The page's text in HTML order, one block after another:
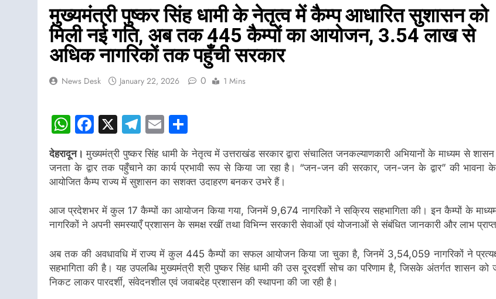
मुख्यमंत्री पुष्कर सिंह धामी के नेतृत्व में कैम्प आधारित सुशासन को
मिली नई गति, अब तक 445 कैम्पों का आयोजन, 3.54 लाख से
अधिक नागरिकों तक पहुँची सरकार
News Desk January 22, 2026 0 1 Mins
WhatsApp
Facebook
X Telegram
Email
देहरादून। मुख्यमंत्री पुष्कर सिंह धामी के नेतृत्व में उत्तराखंड सरकार द्वारा संचालित जनकल्याणकारी अभियानों के माध्यम से
जनता के द्वार तक पहुँचाने का कार्य प्रभावी रूप से किया जा रहा है। “जन-जन की सरकार, जन-जन के द्वार” की भावना
आयोजित कैम्प राज्य में सुशासन का सशक्त उदाहरण बनकर उभरे हैं।
आज प्रदेशभर में कुल 17 कैम्पों का आयोजन किया गया, जिनमें 9,674 नागरिकों ने सक्रिय सहभागिता की। इन कैम्पों के
नागरिकों ने अपनी समस्याएँ प्रशासन के समक्ष रखीं तथा विभिन्न सरकारी सेवाओं एवं योजनाओं से संबंधित जानकारी और लाभ
अब तक की अवधावधि में राज्य में कुल 445 कैम्पों का सफल आयोजन किया जा चुका है, जिनमें 3,54,059 नागरिकों ने
सहभागिता की है। यह उपलब्धि मुख्यमंत्री श्री पुष्कर सिंह धामी की उस दूरदर्शी सोच का परिणाम है, जिसके अंतर्गत शासन
निकट लाकर पारदर्शी, संवेदनशील एवं जवाबदेह प्रशासन की स्थापना की जा रही है।